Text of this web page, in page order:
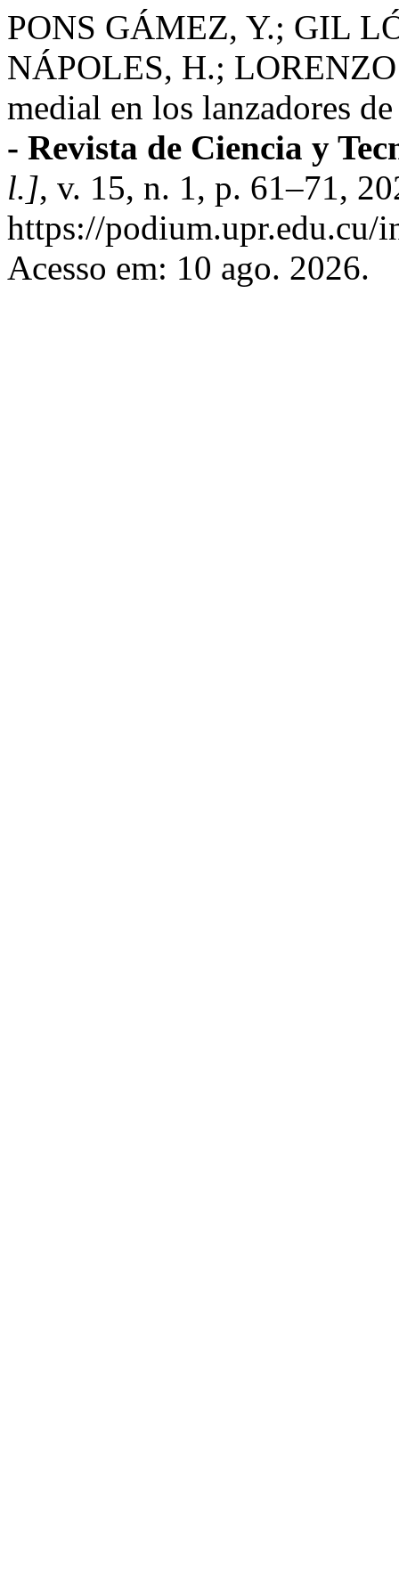
PONS GÁMEZ, Y.; GIL
NÁPOLES, H.;
medial en los lanzadores
- Revista de Ciencia y
l.], v. 15, n. 1, p. 61–71,
https://
Acesso em: 10 ago. 2026.